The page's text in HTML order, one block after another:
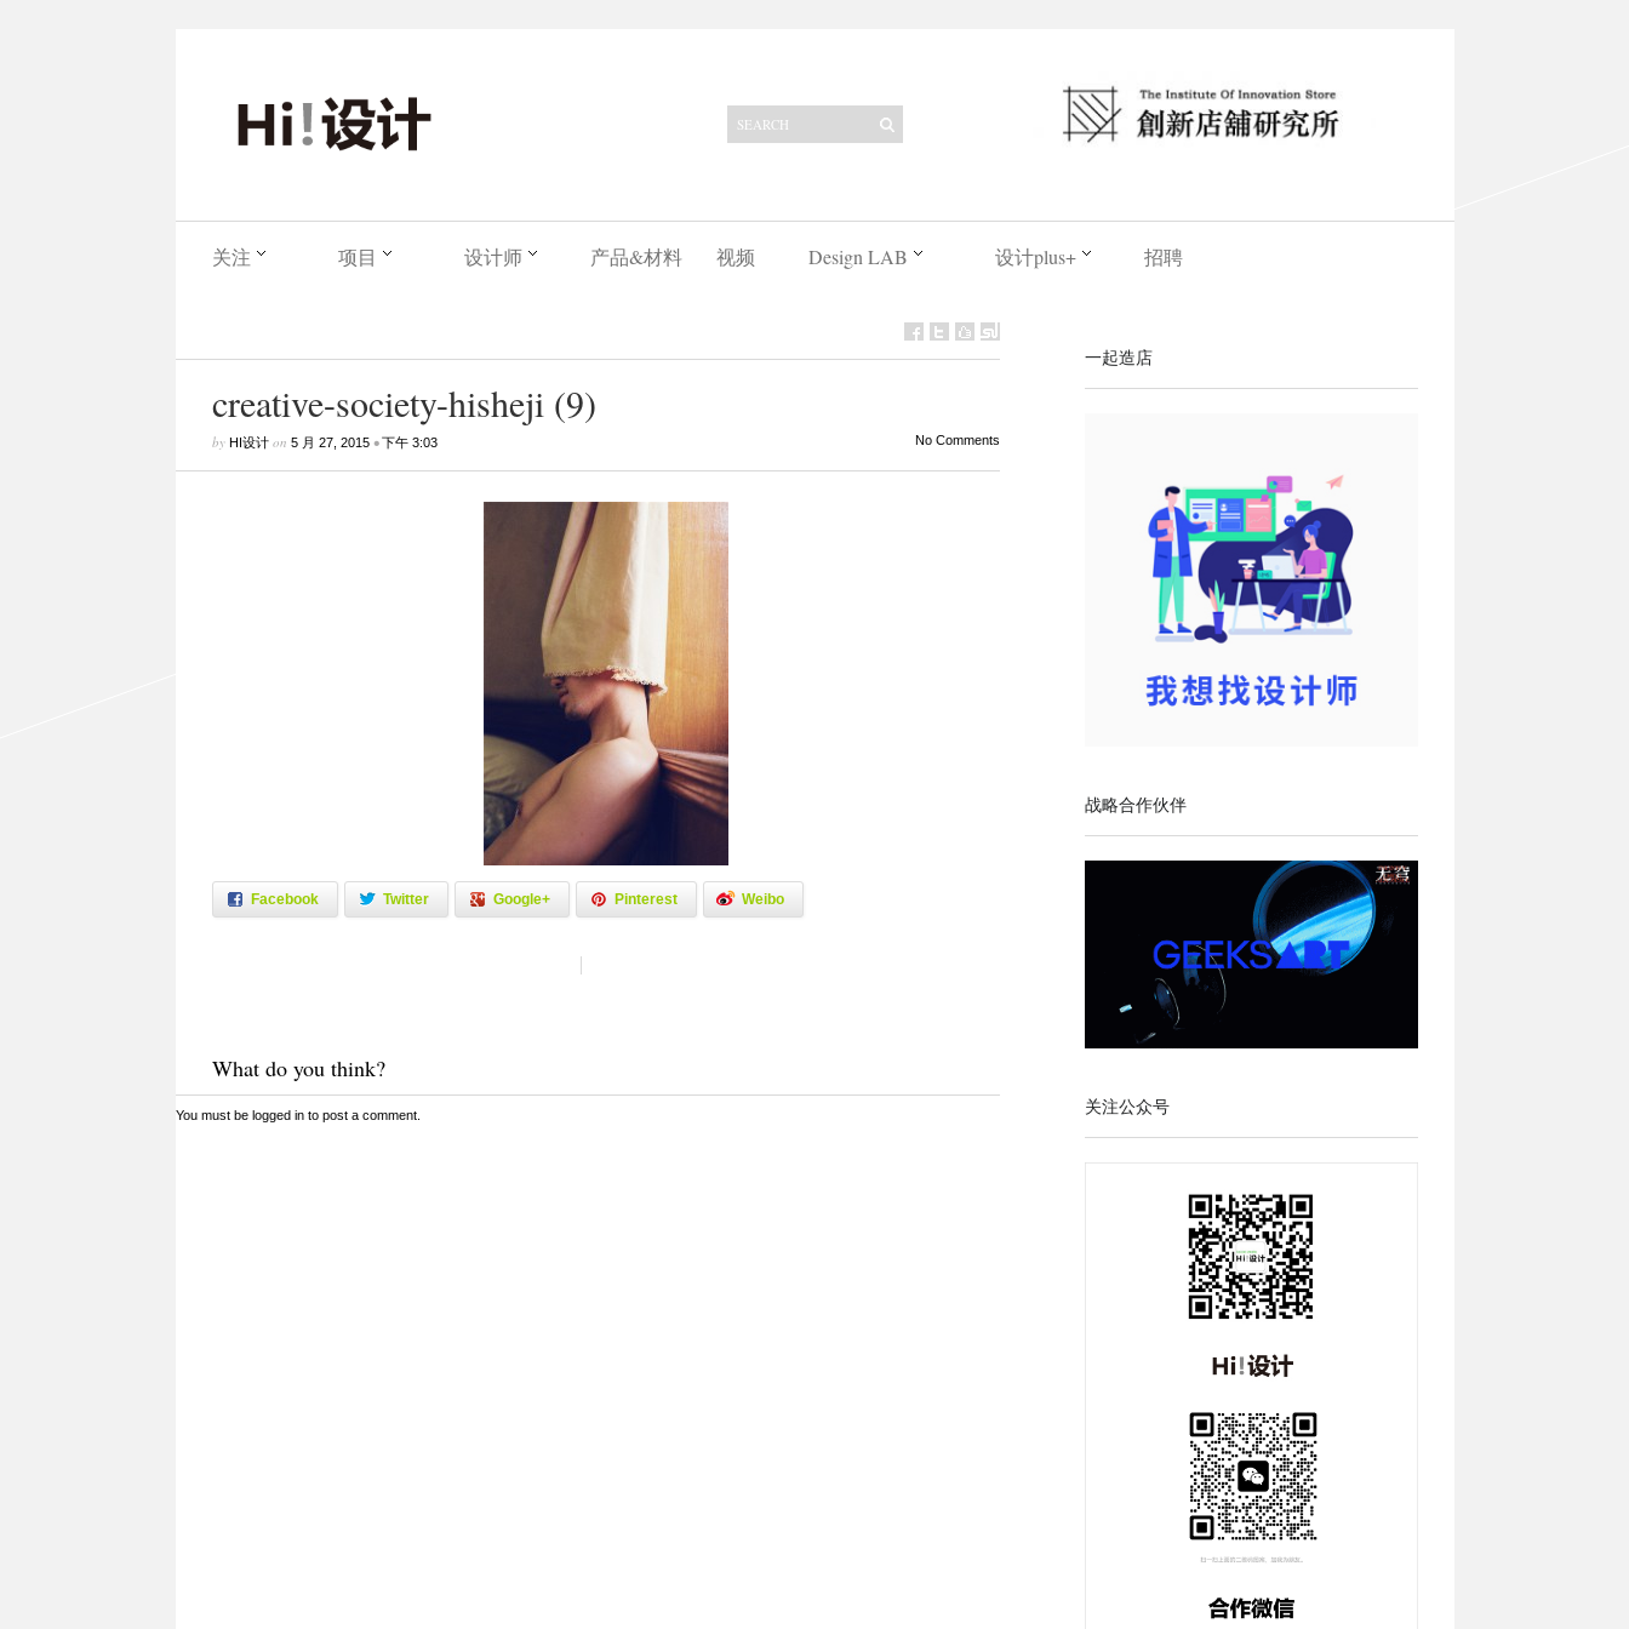
关注 项目 设计师 产品&材料 视频 Design LAB 设计plus+ 招聘
creative-society-hisheji (9)
by HI设计on 5 月 27, 2015•下午 3:03 No Comments
Facebook Twitter Google+ Pinterest Weibo
What do you think?
You must be logged into post a comment.
一起造店
战略合作伙伴
关注公众号